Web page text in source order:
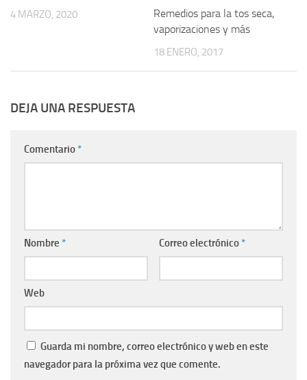
4 MARZO, 2020
Remedios para la tos seca,
vaporizaciones y más
18 ENERO, 2017
DEJA UNA RESPUESTA
Comentario *
Nombre * Correo electrónico *
Web
Guarda mi nombre, correo electrónico y web en este
navegador para la próxima vez que comente.